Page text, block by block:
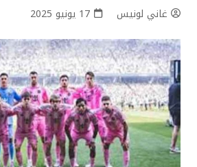
غاني لونيس 17 يونيو 2025